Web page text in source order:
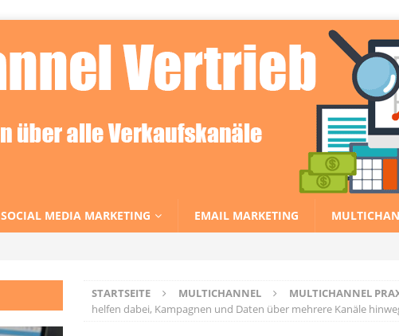
SOCIAL MEDIA MARKETING EMAIL MARKETING
STARTSEITE MULTICHANNEL MULTICHANNEL
helfen dabei, Kampagnen und Daten über mehrere Kanäle